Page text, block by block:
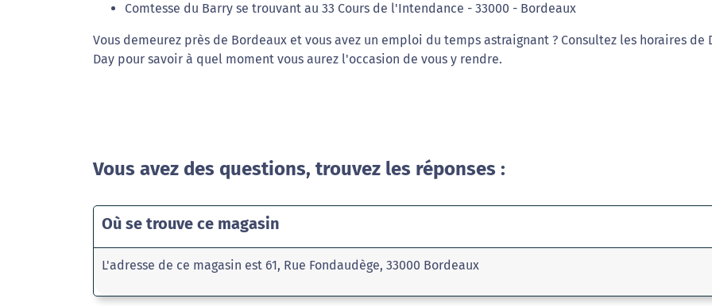
Comtesse du Barry se trouvant au 33 Cours de l'Intendance - 33000 - Bordeaux
Vous demeurez près de Bordeaux et vous avez un emploi du temps astraignant ? Consultez les horaires de
Day pour savoir à quel moment vous aurez l'occasion de vous y rendre.
Vous avez des questions, trouvez les réponses :
Où se trouve ce magasin
L'adresse de ce magasin est 61, Rue Fondaudège, 33000 Bordeaux